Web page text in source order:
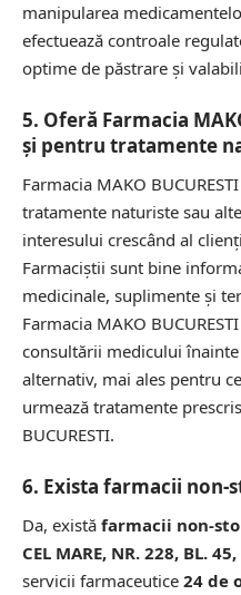
manipularea
efectuează controale
optime de păstrare și
5. Oferă Farmacia
și pentru tratamente
Farmacia MAKO
tratamente naturiste sau
interesului crescând al
Farmaciștii sunt bine
medicinale, suplimente și
Farmacia MAKO
consultării medicului
alternativ, mai ales pentru
urmează tratamente
BUCURESTI.
6. Exista farmacii non-
Da, există farmacii non-stop
CEL MARE, NR. 228, BL. 45,
servicii farmaceutice 24 de